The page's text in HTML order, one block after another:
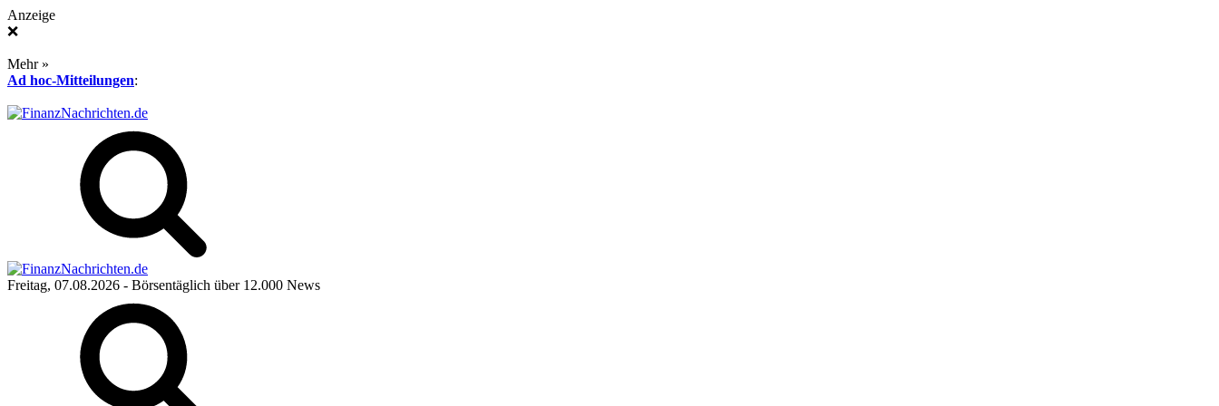
Anzeige
❌
Mehr »
Ad hoc-Mitteilungen:
Freitag, 07.08.2026 - Börsentäglich über 12.000 News